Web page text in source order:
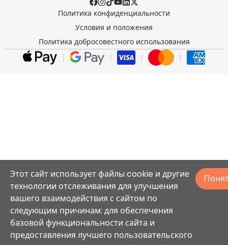
Политика конфиденциальности
Условия и положения
Политика добросовестного использования
Этот сайт использует файлы cookie и другие
технологии отслеживания для улучшения
вашего взаимодействия с сайтом по
следующим причинам: для обеспечения
базовой функциональности сайта и
предоставления лучшего пользовательского